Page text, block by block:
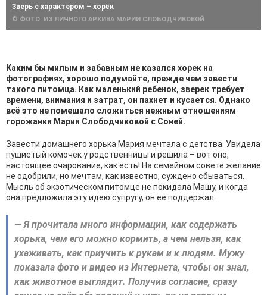
Зверь с характером – хорёк
© ФОТО: ИЗ ЛИЧНОГО АРХИВА МАРИИ СЛОБОДЧИКОВОЙ
Каким бы милым и забавным не казался хорек на
фотографиях, хорошо подумайте, прежде чем завести
такого питомца. Как маленький ребенок, зверек требует
времени, внимания и затрат, он пахнет и кусается. Однако
всё это не помешало сложиться нежным отношениям
горожанки Марии Слободчиковой с Соней.
Завести домашнего хорька Мария мечтала с детства. Увидела
пушистый комочек у родственницы и решила – вот оно,
настоящее очарование, как есть! На семейном совете желание
не одобрили, но мечтам, как известно, суждено сбываться.
Мысль об экзотическом питомце не покидала Машу, и когда
она предложила эту идею супругу, он её поддержал.
— Я прочитала много информации, как содержать
хорька, чем его можно кормить, а чем нельзя, как
ухаживать, как приучить к рукам и к людям. Мужу
показала фото и видео из Интернета, чтобы он знал,
как животное выглядит. Получив согласие, сразу